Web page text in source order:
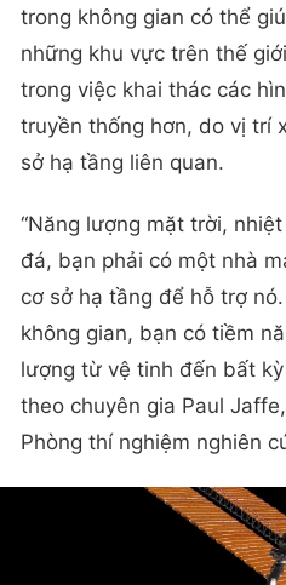
trong không gian có thể
những khu vực trên thế
trong việc khai thác các
truyền thống hơn, do vị trí
sở hạ tầng liên quan.
“Năng lượng mặt trời,
đá, bạn phải có một nhà
cơ sở hạ tầng để hỗ trợ
không gian, bạn có tiềm
lượng từ vệ tinh đến bất
theo chuyên gia Paul
Phòng thí nghiệm nghiên